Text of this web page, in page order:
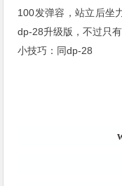
100发弹容，站立后坐
dp-28升级版，不过只有
小技巧：同dp-28